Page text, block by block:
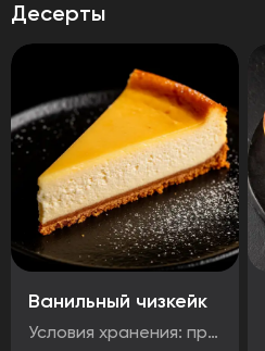
Десерты
Ванильный чизкейк
Условия хранения: при температуре от минус -18°C до 0°C Срок годности: 48 часов Т.У 10.71. 11-001-48751922-2017 Рукомендуется употребить сразу после вскрытия упаковки Без ГМО